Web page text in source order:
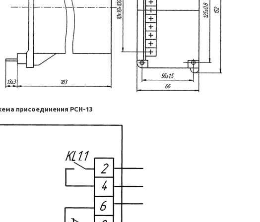
присоединения РСН-13